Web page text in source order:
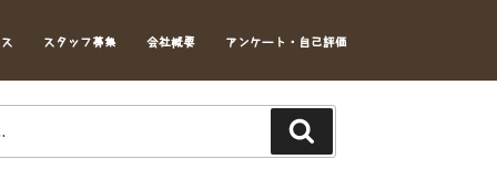
スタッフ募集 会社概要 アンケート・自己評価